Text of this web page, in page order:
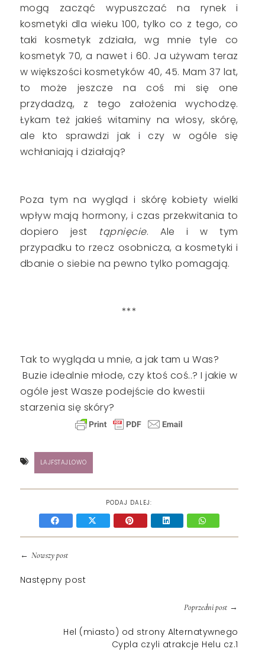
mogą zacząć wypuszczać na rynek i
kosmetyki dla wieku 100, tylko co z tego, co
taki kosmetyk zdziała, wg mnie tyle co
kosmetyk 70, a nawet i 60. Ja używam teraz
w większości kosmetyków 40, 45. Mam 37 lat,
to może jeszcze na coś mi się one
przydadzą, z tego założenia wychodzę.
Łykam też jakieś witaminy na włosy, skórę,
ale kto sprawdzi jak i czy w ogóle się
wchłaniają i działają?
Poza tym na wygląd i skórę kobiety wielki
wpływ mają hormony, i czas przekwitania to
dopiero jest tąpnięcie. Ale i w tym
przypadku to rzecz osobnicza, a kosmetyki i
dbanie o siebie na pewno tylko pomagają.
***
Tak to wygląda u mnie, a jak tam u Was?
Buzie idealnie młode, czy ktoś coś..? I jakie w
ogóle jest Wasze podejście do kwestii
starzenia się skóry?
LAJFSTAJLOWO
PODAJ DALEJ:
← Nowszy post
Następny post
Poprzedni post→
Hel (miasto) od strony Alternatywnego
Cypla czyli atrakcje Helu cz.1